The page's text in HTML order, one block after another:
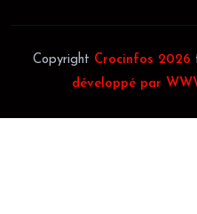
Copyright Crocinfos 2026
développé par